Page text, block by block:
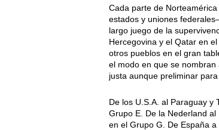
Cada parte de
estados y uniones
largo juego de la
Hercegovina y el Qatar en
otros pueblos en el gran
el modo en que se
justa aunque preliminar
De los U.S.A. al Paraguay y
Grupo E. De la Nederland al
en el Grupo G. De España